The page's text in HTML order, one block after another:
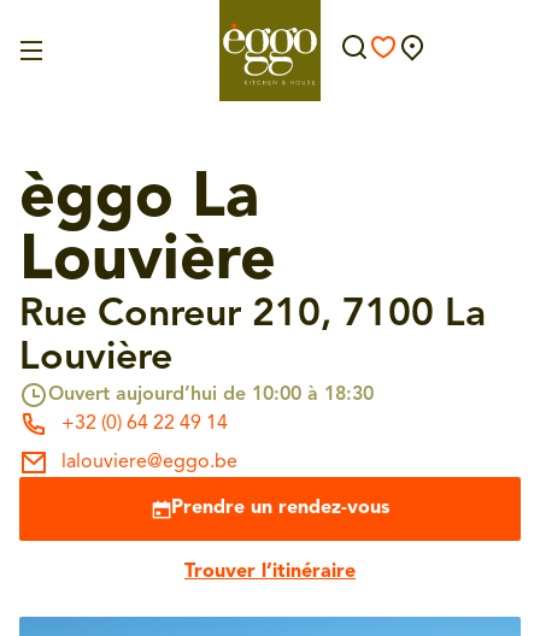
èggo La
Louvière
Rue Conreur 210, 7100 La
Louvière
Ouvert aujourd’hui de 10:00 à 18:30
+32 (0) 64 22 49 14
lalouviere@eggo.be
Prendre un rendez-vous
Trouver l’itinéraire